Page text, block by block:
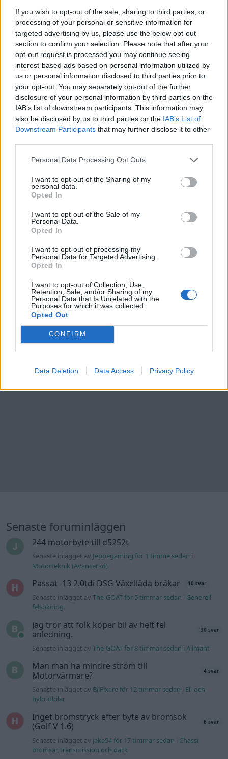
If you wish to opt-out of the sale, sharing to third parties, or
processing of your personal or sensitive information for
targeted advertising by us, please use the below opt-out
section to confirm your selection. Please note that after your
opt-out request is processed you may continue seeing
interest-based ads based on personal information utilized by
us or personal information disclosed to third parties prior to
your opt-out. You may separately opt-out of the further
disclosure of your personal information by third parties on the
IAB’s list of downstream participants. This information may
also be disclosed by us to third parties on the IAB’s List of
Downstream Participants that may further disclose it to other
Personal Data Processing Opt Outs
I want to opt-out of the Sharing of my
personal data.
Opted In
I want to opt-out of the Sale of my
Personal Data.
Opted In
I want to opt-out of processing my
Personal Data for Targeted Advertising.
Opted In
I want to opt-out of Collection, Use,
Retention, Sale, and/or Sharing of my
Personal Data that Is Unrelated with the
Purposes for which it was collected.
Opted Out
CONFIRM
Data Deletion Data Access Privacy Policy
15
dubrolle
60 354 visningar282 kommentarer
399
1 mars 12
20
Audi RS2"RG-ENGINEERING"
(1994)
RichardGeorgsson
76 490 visningar 213 kommentarer
436
2 april 18
Nissan Skyline R32 GTR V-spec
"Time Attack"
123 677 visningar
1223
Ninja80
Lexus GS300 (2000)
kristofski
25 551 visningar139 kommentarer
178
17 nov. 13
Senaste foruminläggen
Man man ha mindre ström till
Senaste inlägget av
hybridbilar
Inget bromstryck efter byte av bromsok
(Golf V 1.6)
6 svar
Senaste inlägget av jaka54 för 17 timmar sedani Chassi,
bromsar, transmission och däck
Kia Ceed 2017 batteritorsk med jämna
mellanrum. Varför?
46 svar
Senaste inlägget av Ansan onsdag 15:29iGenerell felsökning
Övertryck i vevhus, Volvo 940 b230fk
felsökning
Senaste inlägget av Mossan1 tisdag 19:42 Övriga fordon
Slipa och polera rinningar 4 svar
Senaste inlägget av